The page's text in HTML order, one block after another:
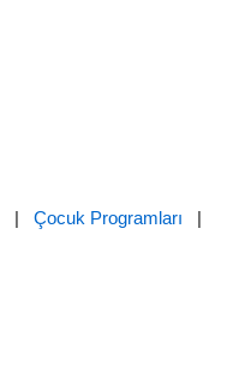
| Çocuk Programları |